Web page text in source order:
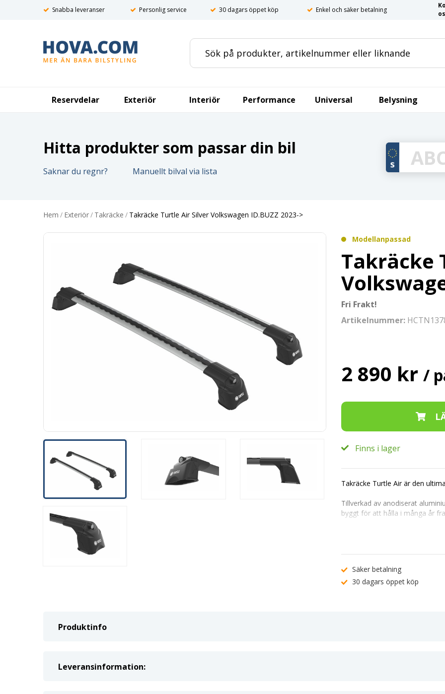
Snabba leveranser Personlig service 30 dagars öppet köp Enkel och säker betalning
Reservdelar Exteriör Interiör Performance Universal Belysning
Hitta produkter som passar din bil
Saknar du regnr? Manuellt bilval via lista
Hem / Exteriör/ Takräcke / Takräcke Turtle Air Silver Volkswagen ID.BUZZ 2023->
Modellanpassad
Takräcke
Fri Frakt!
Artikelnummer:
2 890 kr /
Finns i lager
Takräcke Turtle Air är den
Tillverkad av anodiserat
byggt för att hålla i många år
Dess mångsidighet gör det
lasthållare. Monteringen är en
Produktegenskaper:
Säker betalning
30 dagars öppet köp
Produktinfo
Leveransinformation: